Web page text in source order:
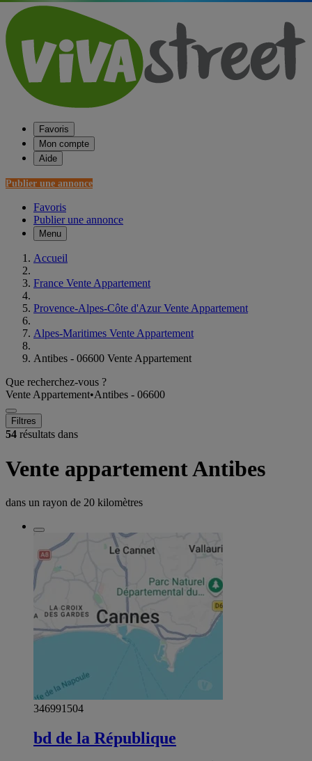
Favoris
Mon compte
Aide
Publier une annonce
Favoris
Publier une annonce
Menu
Accueil
France Vente Appartement
Provence-Alpes-Côte d'Azur Vente Appartement
Alpes-Maritimes Vente Appartement
Antibes - 06600 Vente Appartement
Que recherchez-vous ?
Vente Appartement•Antibes - 06600
Filtres
54 résultats dans
Vente appartement Antibes
dans un rayon de 20 kilomètres
346991504
bd de la République